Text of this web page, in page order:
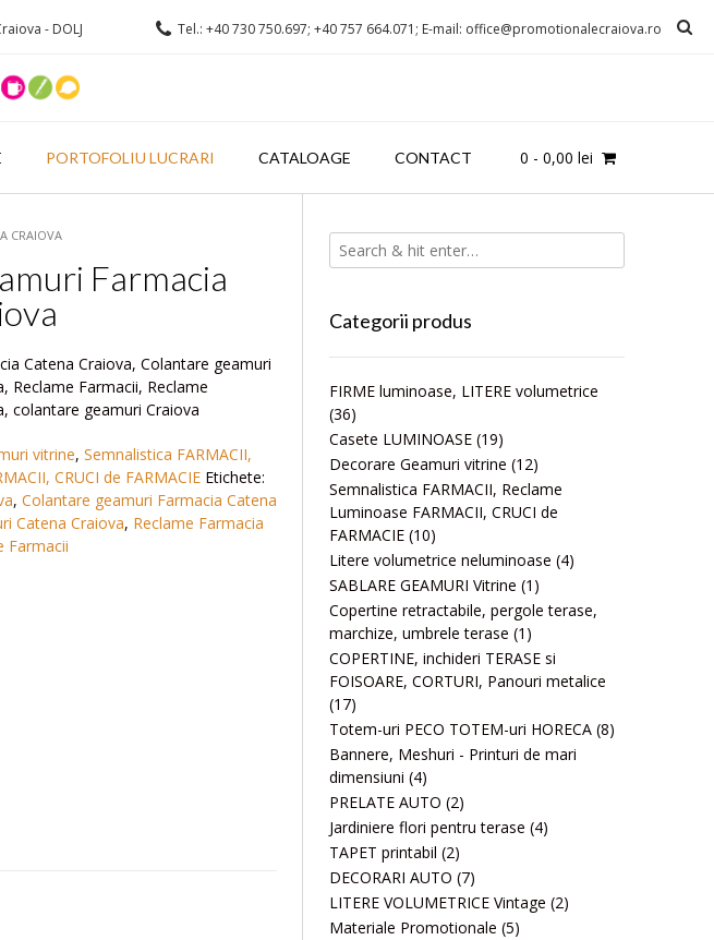
- DOLJ Tel.: +40 730 750.697; +40 757 664.071; E-mail: office@promotionalecraiova.ro
PORTOFOLIU LUCRARI CATALOAGE CONTACT 0 - 0,00 lei
CRAIOVA
Farmacia
Catena Craiova, Colantare geamuri
Reclame Farmacii, Reclame
colantare geamuri Craiova
vitrine, Semnalistica FARMACII,
CRUCI de FARMACIE Etichete:
, Colantare geamuri Farmacia Catena
Catena Craiova, Reclame Farmacia
Farmacii
Categorii produs
FIRME luminoase, LITERE volumetrice
(36)
Casete LUMINOASE (19)
Decorare Geamuri vitrine (12)
Semnalistica FARMACII, Reclame
Luminoase FARMACII, CRUCI de
FARMACIE (10)
Litere volumetrice neluminoase (4)
SABLARE GEAMURI Vitrine (1)
Copertine retractabile, pergole terase,
marchize, umbrele terase (1)
COPERTINE, inchideri TERASE si
FOISOARE, CORTURI, Panouri metalice
(17)
Totem-uri PECO TOTEM-uri HORECA (8)
Bannere, Meshuri - Printuri de mari
dimensiuni (4)
PRELATE AUTO (2)
Jardiniere flori pentru terase (4)
TAPET printabil (2)
DECORARI AUTO (7)
LITERE VOLUMETRICE Vintage (2)
Materiale Promotionale (5)